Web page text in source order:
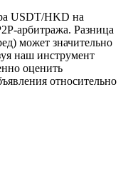
USDT/HKD на
арбитража. Разница
может значительно
наш инструмент
оценить
относительно